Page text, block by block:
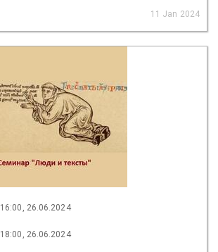
11 Jan 2024
16:00, 26.06.2024
18:00, 26.06.2024